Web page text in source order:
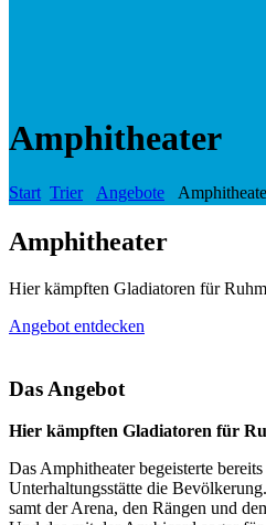
Amphitheater
Start Trier Angebote
Amphitheater
Hier kämpften Gladiatoren für
Angebot entdecken
Das Angebot
Hier kämpften Gladiatoren für
Das Amphitheater begeisterte
Unterhaltungsstätte die
samt der Arena, den Rängen und